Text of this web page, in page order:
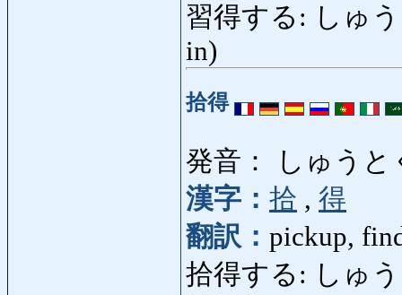
習得する: しゅう
in)
拾得
発音： しゅうと
漢字： 拾 , 得
翻訳： pickup,
拾得する: しゅ